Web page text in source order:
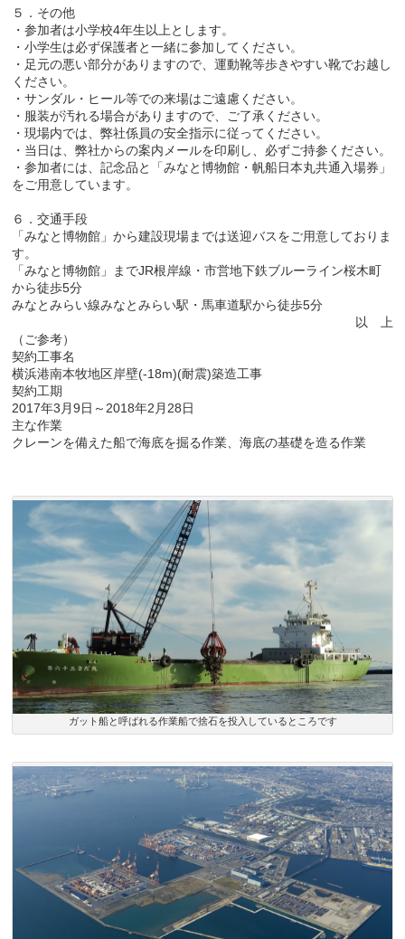
５．その他
・参加者は小学校4年生以上とします。
・小学生は必ず保護者と一緒に参加してください。
・足元の悪い部分がありますので、運動靴等歩きやすい靴でお越し
ください。
・サンダル・ヒール等での来場はご遠慮ください。
・服装が汚れる場合がありますので、ご了承ください。
・現場内では、弊社係員の安全指示に従ってください。
・当日は、弊社からの案内メールを印刷し、必ずご持参ください。
・参加者には、記念品と「みなと博物館・帆船日本丸共通入場券」
をご用意しています。
６．交通手段
「みなと博物館」から建設現場までは送迎バスをご用意しておりま
す。
「みなと博物館」までJR根岸線・市営地下鉄ブルーライン桜木町
から徒歩5分
みなとみらい線みなとみらい駅・馬車道駅から徒歩5分
以 上
（ご参考）
契約工事名
横浜港南本牧地区岸壁(-18m)(耐震)築造工事
契約工期
2017年3月9日～2018年2月28日
主な作業
クレーンを備えた船で海底を掘る作業、海底の基礎を造る作業
ガット船と呼ばれる作業船で捨石を投入しているところです